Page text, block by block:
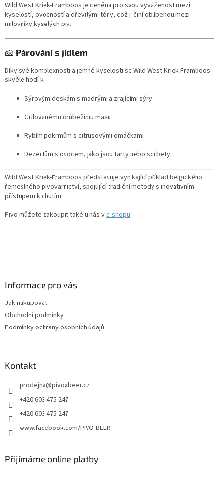
Wild West Kriek-Framboos je ceněna pro svou vyváženost mezi
kyselostí, ovocností a dřevitými tóny, což ji činí oblíbenou mezi
milovníky kyselých piv.
🧀 Párování s jídlem
Díky své komplexnosti a jemné kyselosti se Wild West Kriek-Framboos
skvěle hodí k:
Sýrovým deskám s modrými a zrajícími sýry
Grilovanému drůbežímu masu
Rybím pokrmům s citrusovými omáčkami
Dezertům s ovocem, jako jsou tarty nebo sorbety
Wild West Kriek-Framboos představuje vynikající příklad belgického
řemeslného pivovarnictví, spojující tradiční metody s inovativním
přístupem k chutím.
Pivo můžete zakoupit také u nás ve-shopu.
Informace pro vás
Jak nakupovat
Obchodní podmínky
Podmínky ochrany osobních údajů
Kontakt
prodejna@pivoabeer.cz
+420 603 475 247
+420 603 475 247
www.facebook.com/PIVO-BEER
Přijímáme online platby